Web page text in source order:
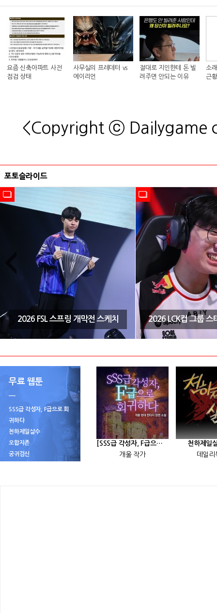
요즘 신축아파트 사전
점검 상태
사무실의 프레데터 vs
에이리언
절대로 지인한테 돈 빌
려주면 안되는 이유
소
근
<Copyright ⓒ Dailygame
포토슬라이드
2026 FSL 스프링 개막전 스케치 2026 LCK컵 그룹 스
무료 웹툰
SSS급 각성자, F급으로 회
귀하다
천하제일살수
오합지존
궁귀검신
[SSS급 각성자, F급으로 회귀하다] 25화
개울 작가
천하제일
데일리